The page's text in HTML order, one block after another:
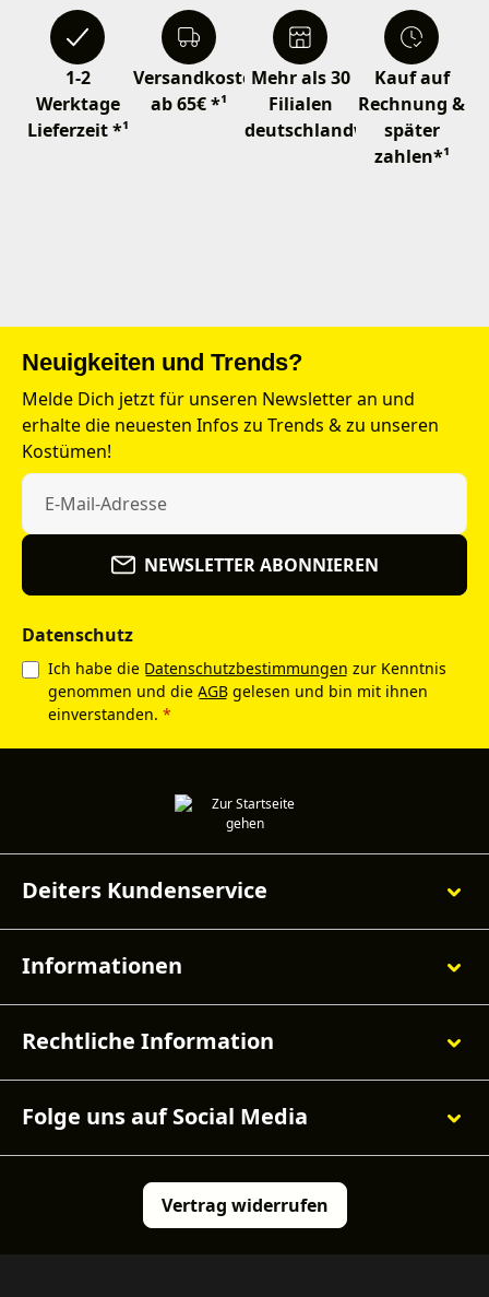
1-2
Werktage
Lieferzeit *¹
Versandkostenfrei
ab 65€ *¹
Mehr als 30
Filialen
deutschlandweit
Kauf auf
Rechnung &
später
zahlen*¹
Neuigkeiten und Trends?
Melde Dich jetzt für unseren Newsletter an und
erhalte die neuesten Infos zu Trends & zu unseren
Kostümen!
NEWSLETTER ABONNIEREN
Datenschutz
Ich habe die Datenschutzbestimmungen zur Kenntnis
genommen und die AGB gelesen und bin mit ihnen
einverstanden. *
Deiters Kundenservice
Informationen
Rechtliche Information
Folge uns auf Social Media
Vertrag widerrufen